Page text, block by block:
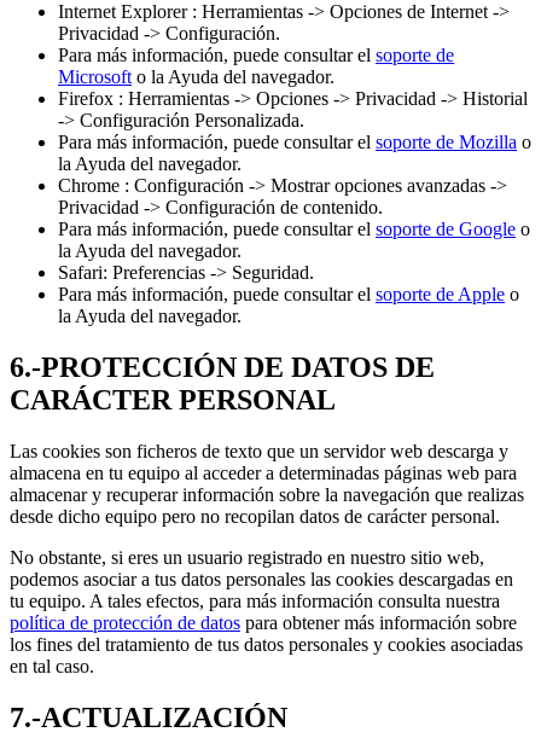
Internet Explorer : Herramientas -> Opciones de Internet ->
Privacidad -> Configuración.
Para más información, puede consultar el soporte de
Microsoft o la Ayuda del navegador.
Firefox : Herramientas -> Opciones -> Privacidad -> Historial
-> Configuración Personalizada.
Para más información, puede consultar el soporte de Mozilla o
la Ayuda del navegador.
Chrome : Configuración -> Mostrar opciones avanzadas ->
Privacidad -> Configuración de contenido.
Para más información, puede consultar el soporte de Google o
la Ayuda del navegador.
Safari: Preferencias -> Seguridad.
Para más información, puede consultar el soporte de Apple o
la Ayuda del navegador.
6.-PROTECCIÓN DE DATOS DE
CARÁCTER PERSONAL
Las cookies son ficheros de texto que un servidor web descarga y
almacena en tu equipo al acceder a determinadas páginas web para
almacenar y recuperar información sobre la navegación que realizas
desde dicho equipo pero no recopilan datos de carácter personal.
No obstante, si eres un usuario registrado en nuestro sitio web,
podemos asociar a tus datos personales las cookies descargadas en
tu equipo. A tales efectos, para más información consulta nuestra
política de protección de datos para obtener más información sobre
los fines del tratamiento de tus datos personales y cookies asociadas
en tal caso.
7.-ACTUALIZACIÓN